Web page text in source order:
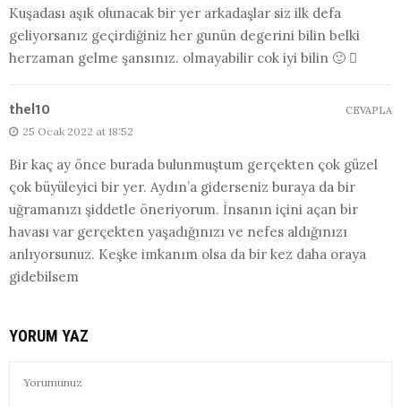
Kuşadası aşık olunacak bir yer arkadaşlar siz ilk defa
geliyorsanız geçirdiğiniz her gunün degerini bilin belki
herzaman gelme şansınız. olmayabilir cok iyi bilin 🙂 
thel10
25 Ocak 2022 at 18:52
Bir kaç ay önce burada bulunmuştum gerçekten çok güzel
çok büyüleyici bir yer. Aydın’a giderseniz buraya da bir
uğramanızı şiddetle öneriyorum. İnsanın içini açan bir
havası var gerçekten yaşadığınızı ve nefes aldığınızı
anlıyorsunuz. Keşke imkanım olsa da bir kez daha oraya
gidebilsem
CEVAPLA
YORUM YAZ